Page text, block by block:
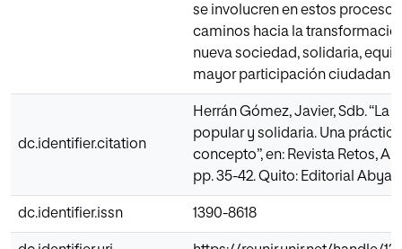
se involucren en estos
caminos hacia la
nueva sociedad, solidaria,
mayor participación ciudadana.
dc.identifier.citation
Herrán Gómez, Javier, Sdb. “La
popular y solidaria. Una
concepto”, en: Revista Retos,
pp. 35-42. Quito: Editorial Abya
dc.identifier.issn 1390-8618